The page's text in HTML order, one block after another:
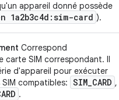
appareil donné possède
1a2b3c4d:sim-card ).
Correspond
SIM correspondant. Il
d'appareil pour exécuter
compatibles: SIM_CARD ,
.